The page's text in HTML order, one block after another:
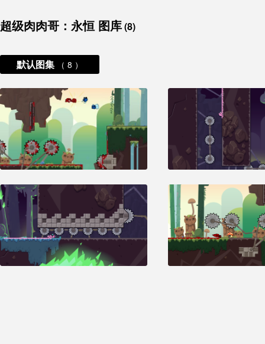
超级肉肉哥：永恒 图库(8)
默认图集 （ 8 ）